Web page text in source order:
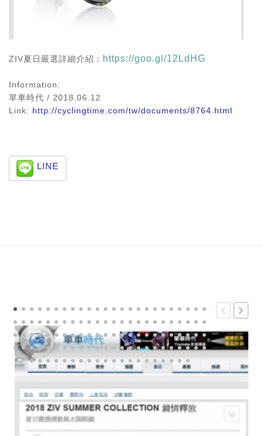
ZIV夏日嚴選詳細介紹： https://goo.gl/12LdHG
Information:
單車時代 / 2018.06.12
Link: http://cyclingtime.com/tw/documents/8764.html
LINE